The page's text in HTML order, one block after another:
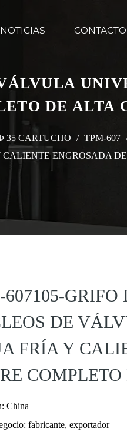
NOTICIAS CONTACTO
DE ALTA
35 CARTUCHO / TPM-607
ENGROSADA
607105-GRIFO
DE
FRÍA Y
China
fabricante, exportador